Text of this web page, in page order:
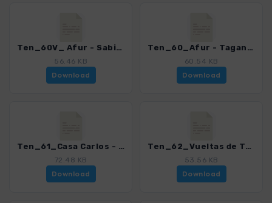
Ten_60V_ Afur - Sabinar - Tamadite_4016_21.gpx
56.46 KB
Download
Ten_60_Afur - Taganana_4016_21.gpx
60.54 KB
Download
Ten_61_Casa Carlos - Afur - Roque Negro_4016_21.gpx
72.48 KB
Download
Ten_62_Vueltas de Taganana_4016_21.gpx
53.56 KB
Download